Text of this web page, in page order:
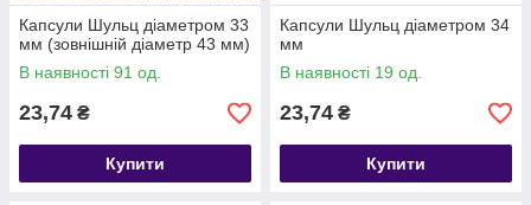
Капсули Шульц діаметром 33
мм (зовнішній діаметр 43 мм)
В наявності 91 од.
23,74 ₴
Купити
Капсули Шульц діаметром 34
мм
В наявності 19 од.
23,74 ₴
Купити